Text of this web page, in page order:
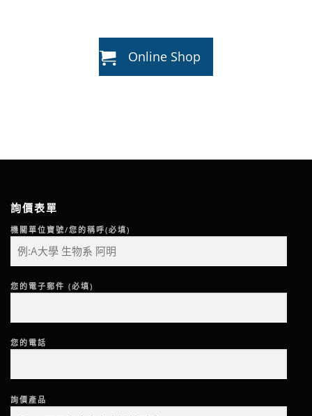
Online Shop
詢價表單
機關單位寶號/您的稱呼(必填)
您的電子郵件 (必填)
您的電話
詢價產品